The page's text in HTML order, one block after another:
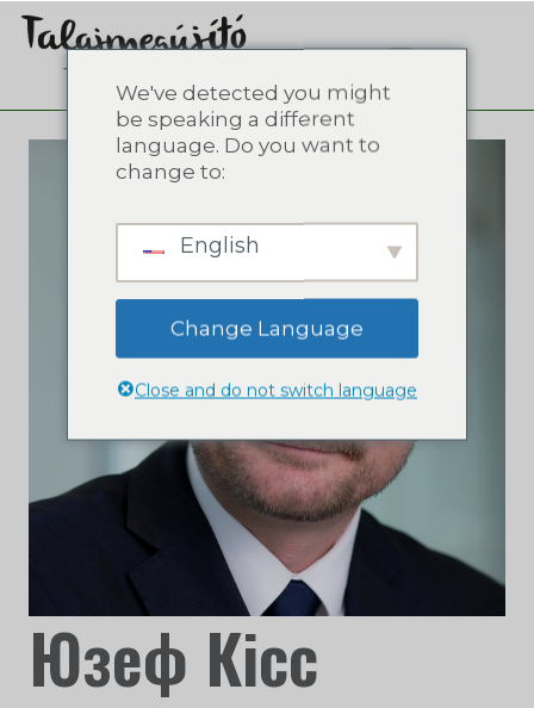
Юзеф Кісс
We've detected you might
be speaking a different
language. Do you want to
change to:
English
Change Language
Close and do not switch language